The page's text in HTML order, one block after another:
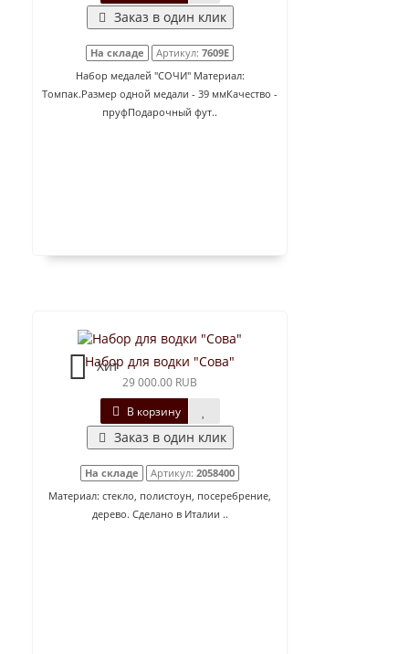
Заказ в один клик
На складе Артикул: 7609E
Набор медалей "СОЧИ" Материал:
Томпак.Размер одной медали - 39 ммКачество -
пруфПодарочный фут..
Хит
Набор для водки "Сова"
29 000.00 RUB
В корзину
Заказ в один клик
На складе Артикул: 2058400
Материал: стекло, полистоун, посеребрение,
дерево. Сделано в Италии ..